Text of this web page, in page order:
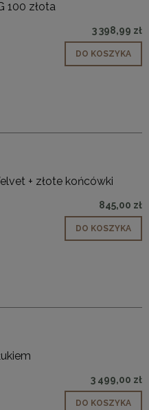
100 złota
3 398,99 zł
DO KOSZYKA
+ złote końcówki
845,00 zł
DO KOSZYKA
3 499,00 zł
DO KOSZYKA